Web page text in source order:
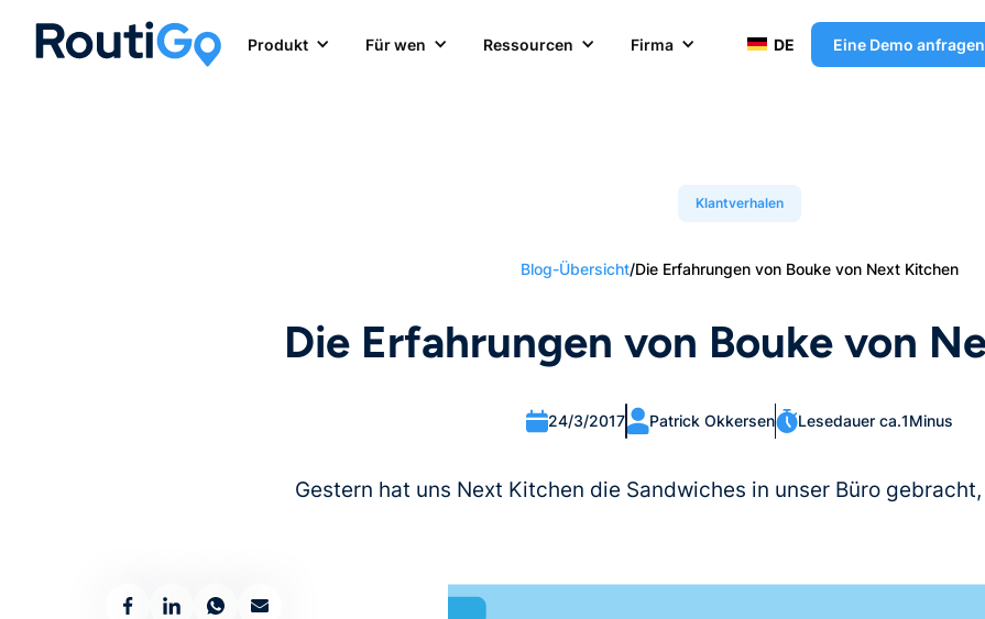
Produkt Für wen Ressourcen Firma DE Eine Demo anfragen
Klantverhalen
Blog-Übersicht/Die Erfahrungen von Bouke von Next Kitchen
Die Erfahrungen von Bouke von
24/3/2017 Patrick Okkersen Lesedauer ca.1Minus
Gestern hat uns Next Kitchen die Sandwiches in unser Büro